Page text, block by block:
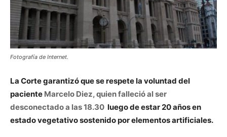
Fotografía de Internet.
La Corte garantizó que se respete la voluntad del
paciente Marcelo Diez, quien falleció al ser
desconectado a las 18.30 luego de estar 20 años en
estado vegetativo sostenido por elementos artificiales.